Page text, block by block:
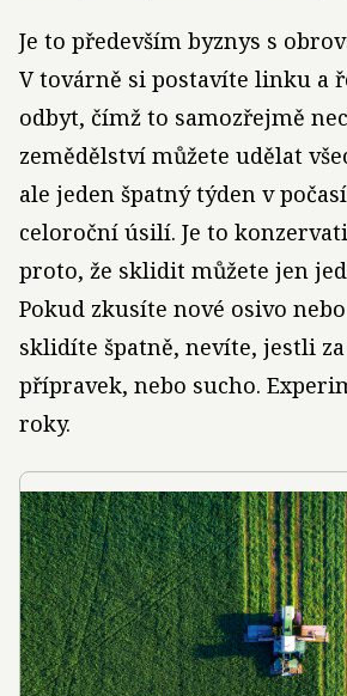
Je to především byznys s
V továrně si postavíte linku a
odbyt, čímž to samozřejmě
zemědělství můžete udělat
ale jeden špatný týden v
celoroční úsilí. Je to
proto, že sklidit můžete jen
Pokud zkusíte nové osivo
sklidíte špatně, nevíte, jestli
přípravek, nebo sucho.
roky.